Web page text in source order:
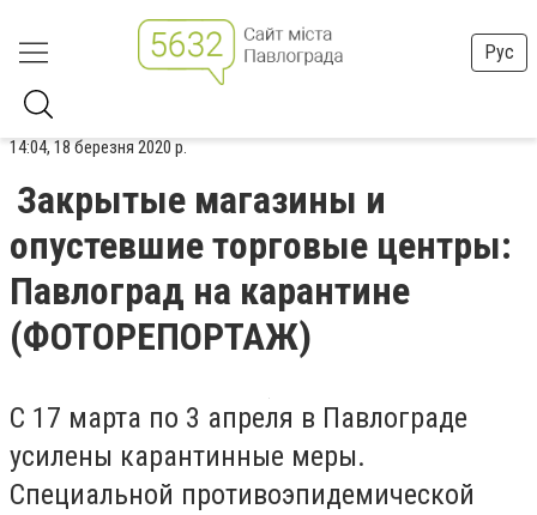
Рус
14:04, 18 березня 2020 р.
Закрытые магазины и
опустевшие торговые центры:
Павлоград на карантине
(ФОТОРЕПОРТАЖ)
С 17 марта по 3 апреля в Павлограде
усилены карантинные меры.
Специальной противоэпидемической